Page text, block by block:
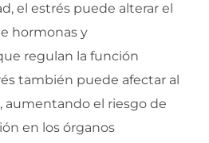
el estrés puede alterar el
hormonas y
regulan la función
también puede afectar al
el riesgo de
en los órganos